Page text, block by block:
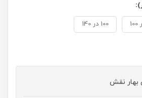
100 در 140
بهار نقش